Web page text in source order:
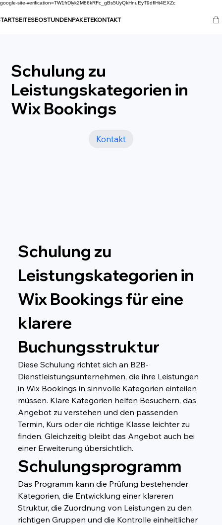
google-site-verification=TW1frDlyk2M86kRFc_gBs5UyQkHnuEyT9dflHt4EXZc
SEOSTUNDENPAKETEKONTAKT
Schulung zu
Leistungskategorien in
Wix Bookings
Kontakt
Schulung zu
Leistungskategorien in
Wix Bookings für eine
klarere
Buchungsstruktur
Diese Schulung richtet sich an B2B-
Dienstleistungsunternehmen, die ihre Leistungen
in Wix Bookings in sinnvolle Kategorien einteilen
müssen. Klare Kategorien helfen Besuchern, das
Angebot zu verstehen und den passenden
Termin, Kurs oder die richtige Klasse leichter zu
finden. Gleichzeitig bleibt das Angebot auch bei
einer Erweiterung übersichtlich.
Schulungsprogramm
Das Programm kann die Prüfung bestehender
Kategorien, die Entwicklung einer klareren
Struktur, die Zuordnung von Leistungen zu den
richtigen Gruppen und die Kontrolle einheitlicher